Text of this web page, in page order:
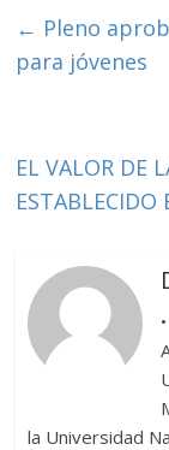
b
o
er
← Pleno
para jóvenes
EL VALOR DE
ESTABLECIDO
la Universidad